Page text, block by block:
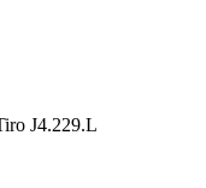
J4.229.L